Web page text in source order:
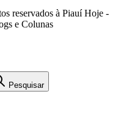
reservados à Piauí Hoje -
e Colunas
Pesquisar